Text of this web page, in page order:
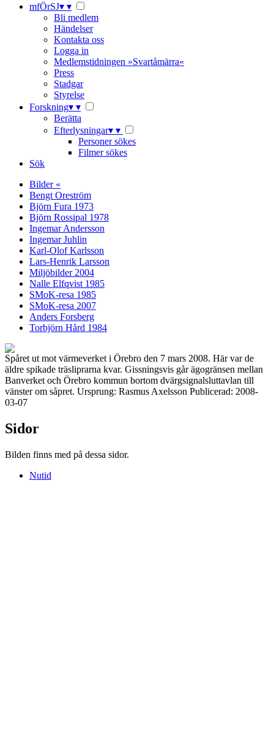
mfÖrSJ▾ ▾
Bli medlem
Händelser
Kontakta oss
Logga in
Medlemstidningen »Svartåmärra«
Press
Stadgar
Styrelse
Forskning▾ ▾
Berätta
Efterlysningar▾ ▾
Personer sökes
Filmer sökes
Sök
Bilder «
Bengt Oreström
Björn Fura 1973
Björn Rossipal 1978
Ingemar Andersson
Ingemar Juhlin
Karl-Olof Karlsson
Lars-Henrik Larsson
Miljöbilder 2004
Nalle Elfqvist 1985
SMoK-resa 1985
SMoK-resa 2007
Anders Forsberg
Torbjörn Hård 1984
Spåret ut mot värmeverket i Örebro den 7 mars 2008. Här var de
äldre spikade träsliprarna kvar. Gissningsvis går ägogränsen mellan
Banverket och Örebro kommun bortom dvärgsignalsluttavlan till
vänster om såpret. Ursprung: Rasmus Axelsson Publicerad: 2008-
03-07
Sidor
Bilden finns med på dessa sidor.
Nutid